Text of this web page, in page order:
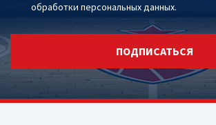
обработки персональных данных.
ПОДПИСАТЬСЯ